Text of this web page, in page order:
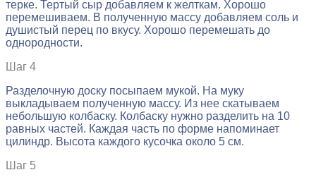
терке. Тертый сыр добавляем к желткам. Хорошо
перемешиваем. В полученную массу добавляем соль и
душистый перец по вкусу. Хорошо перемешать до
однородности.
Шаг 4
Разделочную доску посыпаем мукой. На муку
выкладываем полученную массу. Из нее скатываем
небольшую колбаску. Колбаску нужно разделить на 10
равных частей. Каждая часть по форме напоминает
цилиндр. Высота каждого кусочка около 5 см.
Шаг 5